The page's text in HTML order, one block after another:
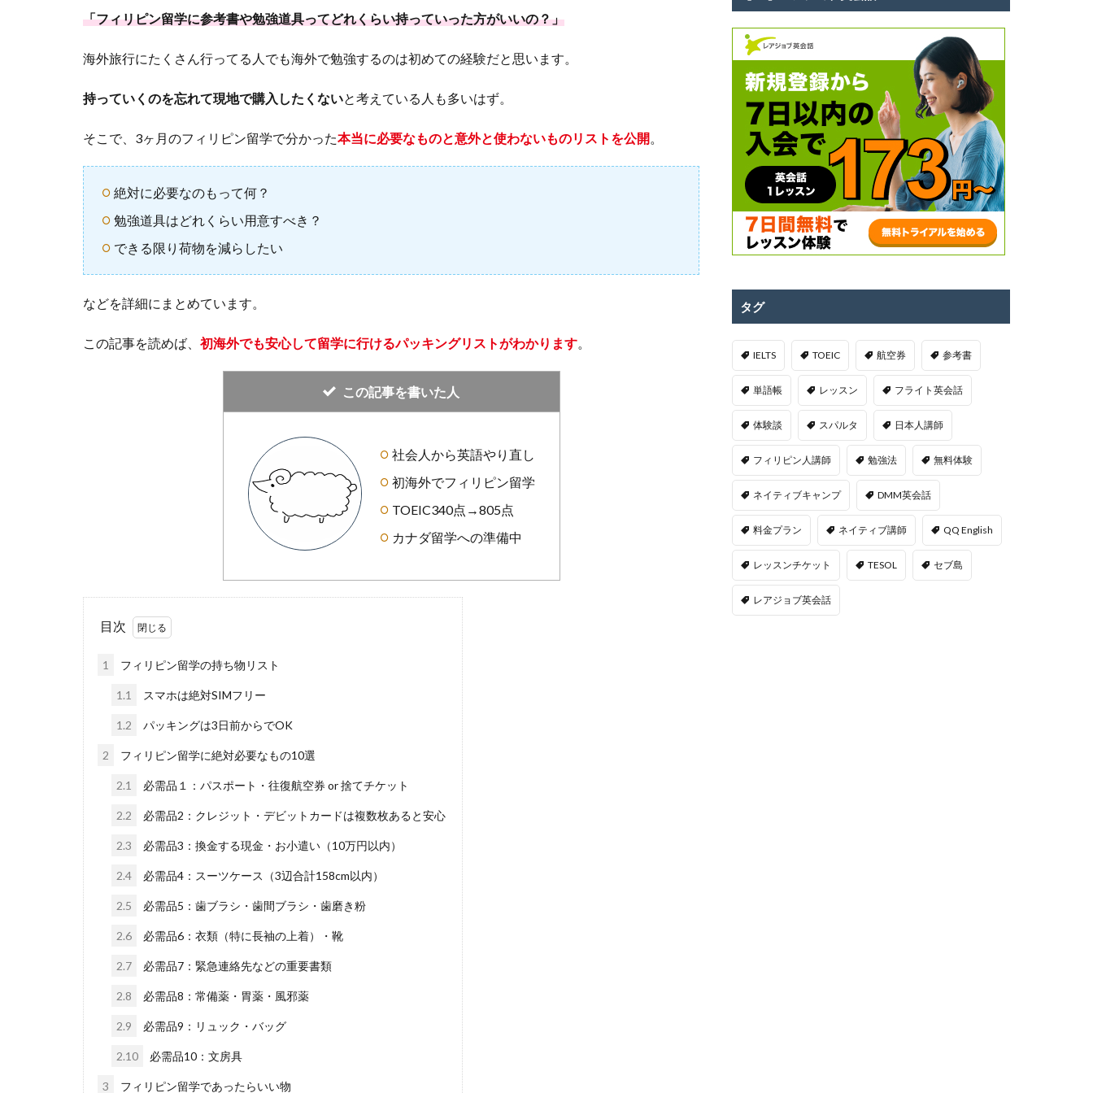
「フィリピン留学に参考書や勉強道具ってどれくらい持っていった方がいいの？」
海外旅行にたくさん行ってる人でも海外で勉強するのは初めての経験だと思います。
持っていくのを忘れて現地で購入したくないと考えている人も多いはず。
そこで、3ヶ月のフィリピン留学で分かった本当に必要なものと意外と使わないものリストを公開 。
絶対に必要なのもって何？
勉強道具はどれくらい用意すべき？
できる限り荷物を減らしたい
などを詳細にまとめています。
この記事を読めば、 初海外でも安心して留学に行けるパッキングリストがわかります。
この記事を書いた人
社会人から英語やり直し
初海外でフィリピン留学
TOEIC340点→805点
カナダ留学への準備中
目次
1 フィリピン留学の持ち物リスト
1.1 スマホは絶対SIMフリー
1.2 パッキングは3日前からでOK
2 フィリピン留学に絶対必要なもの10選
2.1 必需品１：パスポート・往復航空券 or 捨てチケット
2.2 必需品2：クレジット・デビットカードは複数枚あると安心
2.3 必需品3：換金する現金・お小遣い（10万円以内）
2.4 必需品4：スーツケース（3辺合計158cm以内）
2.5 必需品5：歯ブラシ・歯間ブラシ・歯磨き粉
2.6 必需品6：衣類（特に長袖の上着）・靴
2.7 必需品7：緊急連絡先などの重要書類
2.8 必需品8：常備薬・胃薬・風邪薬
2.9 必需品9：リュック・バッグ
2.10 必需品10：文房具
3 フィリピン留学であったらいい物
タグ
IELTS TOEIC 航空券 参考書
単語帳 レッスン フライト英会話
体験談 スパルタ 日本人講師
フィリピン人講師 勉強法 無料体験
ネイティブキャンプ DMM英会話
料金プラン ネイティブ講師 QQ English
レッスンチケット TESOL セブ島
レアジョブ英会話